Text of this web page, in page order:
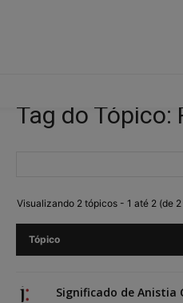
Tag do Tópico:
Visualizando 2 tópicos - 1 até 2 (de
Tópico
Significado de Anistia